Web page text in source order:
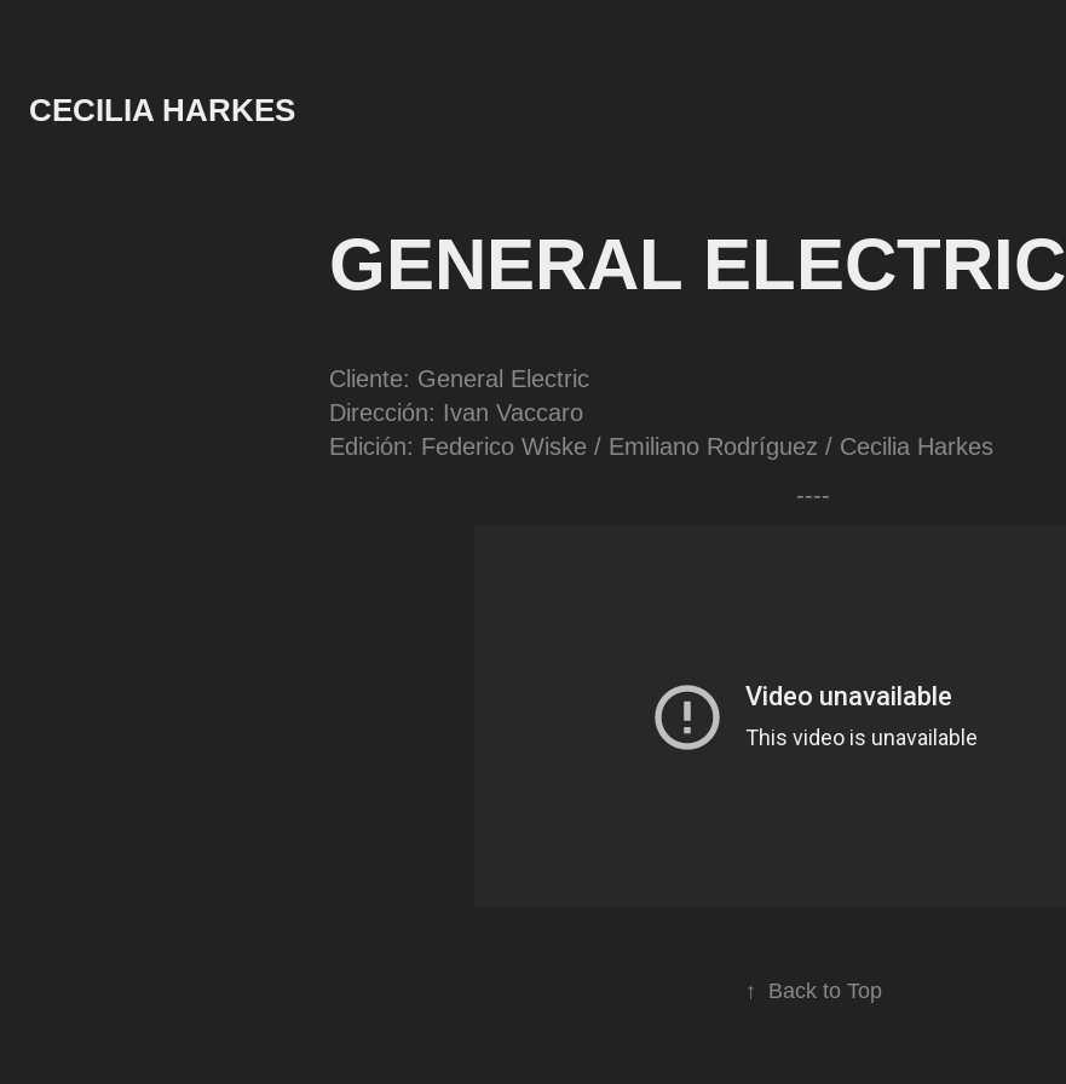
CECILIA HARKES
GENERAL ELECTRIC
Cliente: General Electric
Dirección: Ivan Vaccaro
Edición: Federico Wiske / Emiliano Rodríguez / Cecilia Harkes
----
↑ Back to Top